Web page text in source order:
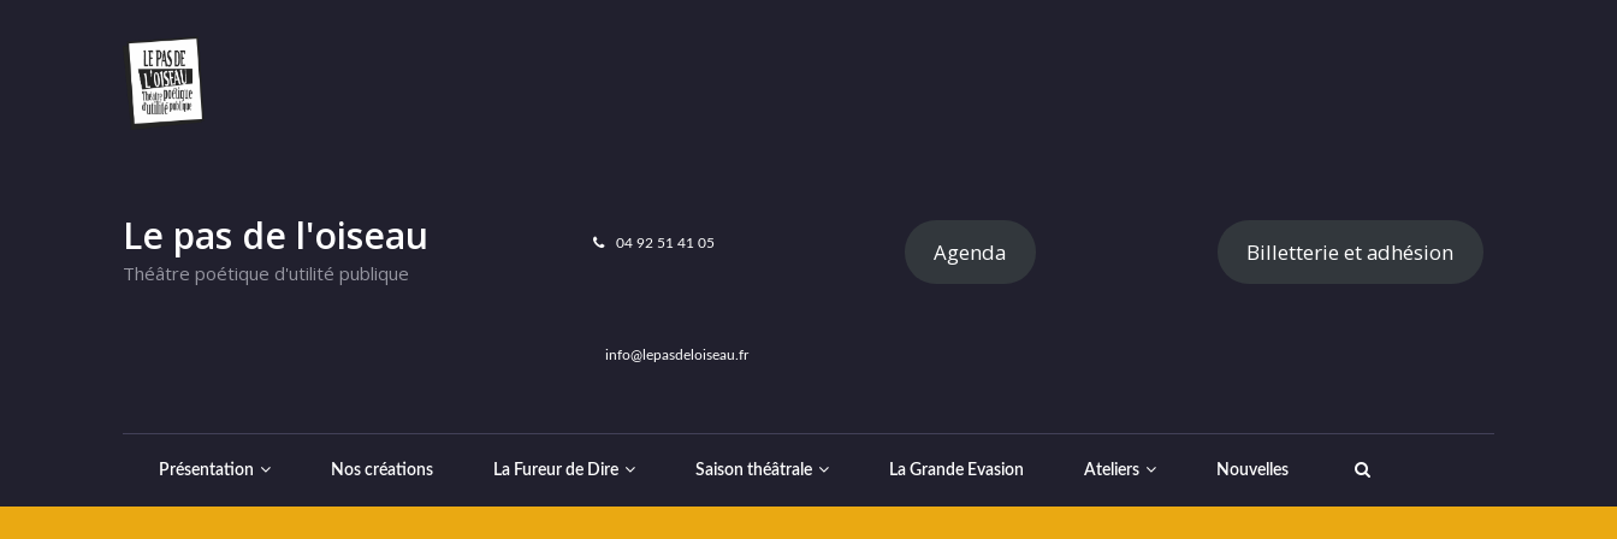
Le pas de l'oiseau
Théâtre poétique d'utilité publique
04 92 51 41 05 Agenda Billetterie et adhésion
info@lepasdeloiseau.fr
Présentation Nos créations La Fureur de Dire Saison théâtrale La Grande Evasion Ateliers Nouvelles